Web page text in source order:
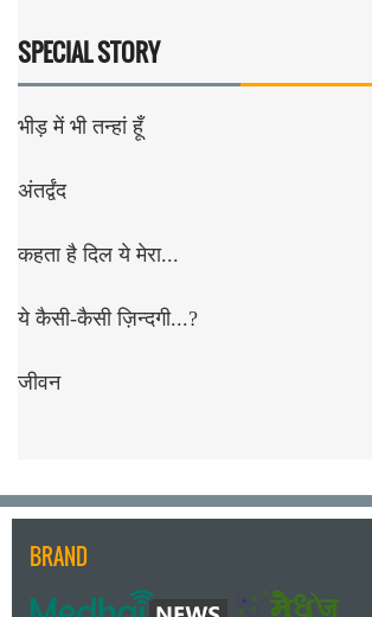
SPECIAL STORY
भीड़ में भी तन्हां हूँ
अंतर्द्वंद
कहता है दिल ये मेरा...
ये कैसी-कैसी ज़िन्दगी...?
जीवन
BRAND